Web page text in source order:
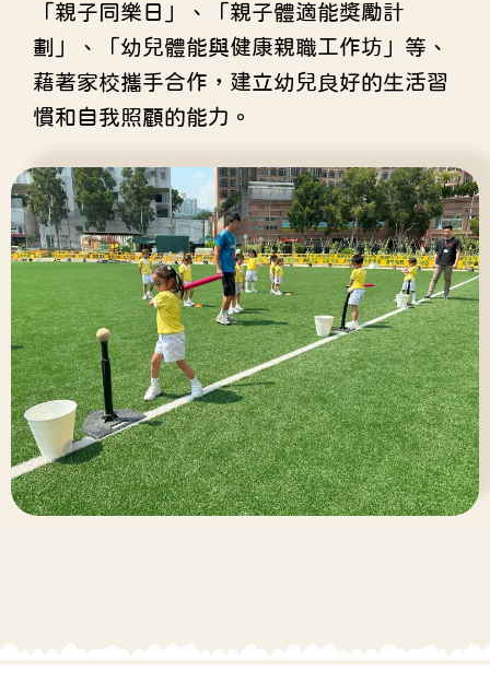
「親子同樂日」、「親子體適能獎勵計
劃」、「幼兒體能與健康親職工作坊」等、
藉著家校攜手合作，建立幼兒良好的生活習
慣和自我照顧的能力。